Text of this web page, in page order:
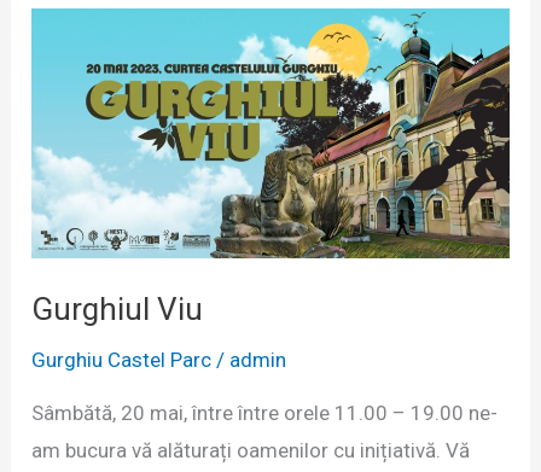
Gurghiul Viu
Gurghiu Castel Parc / admin
Sâmbătă, 20 mai, între între orele 11.00 – 19.00 ne-
am bucura vă alăturați oamenilor cu inițiativă. Vă